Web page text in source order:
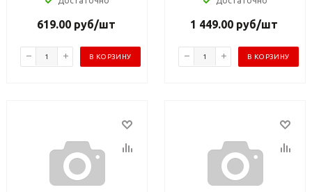
619.00руб/шт
В КОРЗИНУ
1 449.00 руб/шт
В КОРЗИНУ